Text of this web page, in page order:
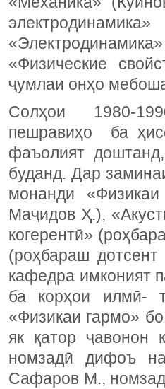
«Физические
ҷумлаи онҳо
Солҳои 1980-
пешравиҳо ба
фаъолият
буданд. Дар
монанди
Маҷидов Ҳ.),
когерентӣ»
(роҳбараш
кафедра имконият
ба корҳои илмӣ-
«Физикаи гармо»
як қатор ҷавонон
номзадӣ дифоъ
Сафаров М.,